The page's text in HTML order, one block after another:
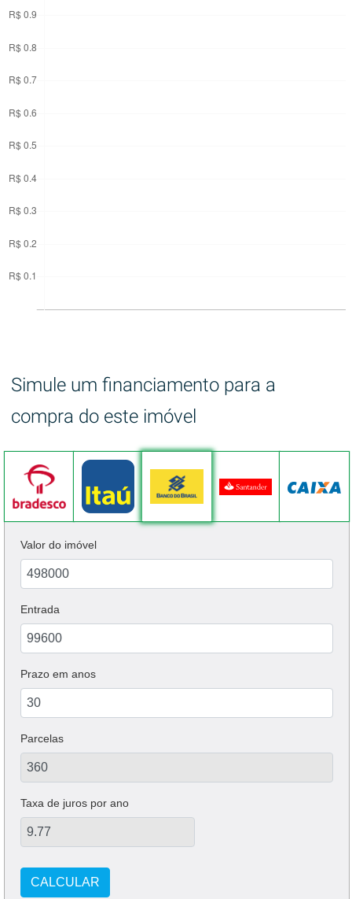
Simule um financiamento para a
compra do este imóvel
Valor do imóvel
Entrada
Prazo em anos
Parcelas
Taxa de juros por ano
CALCULAR